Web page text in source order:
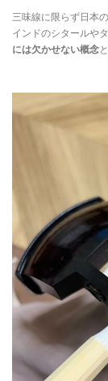
三味線に限らず日本
インドのシタールや
には欠かせない概念